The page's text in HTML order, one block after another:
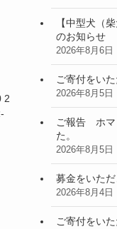
2
【中型犬（
のお知らせ
2026年8月6日
ご寄付をい
2026年8月5日
ご報告 ホマ
た。
2026年8月5日
募金をいた
2026年8月4日
ご寄付をい